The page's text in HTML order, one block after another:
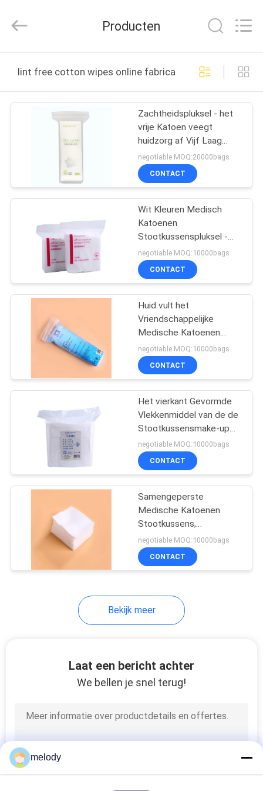
HUIS
PRODUCTEN
ONGEVEER
FABRIEKSREIS
KWALITEITSCONTROLE
CONTACTEER
ONS
NIEUWS
OM EEN
CITAAT
SITEMAP
PRIVACY
PRODUCTS
CO.,LTD(WUHAN
Rights
Producten
lint free cotton wipes online fabricage
Zachtheidspluksel - het
vrije Katoen veegt
huidzorg af Vijf Laag
voor het Tand/Kliniek
Gebruiken
negotiable MOQ:20000bags
CONTACT
Wit Kleuren Medisch
Katoenen
Stootkussenspluksel -
het vrije
Vriendschappelijke
Aangepaste Toegelaten
negotiable MOQ:10000bags
CONTACT
Huid vult het
Vriendschappelijke
Medische Katoenen
Stootkussens Steriele
Katoenen Gaas Geen
Bactericide op
negotiable MOQ:10000bags
CONTACT
Het vierkant Gevormde
Vlekkenmiddel van de de
Stootkussensmake-up
van Faical Katoen
Gemaakte voor het
Schoonmaken
negotiable MOQ:10000bags
CONTACT
Samengeperste
Medische Katoenen
Stootkussens,
Multifunctionele
Gezichts
Schoonmakende
negotiable MOQ:10000bags
CONTACT
Bekijk meer
Laat een bericht achter
We bellen je snel terug!
melody